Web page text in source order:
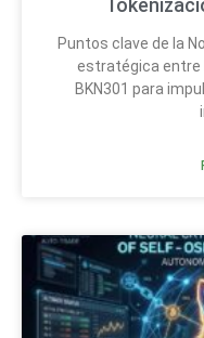
Puntos clave de la
estratégica entre
BKN301 para